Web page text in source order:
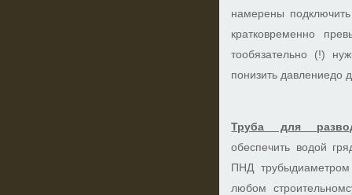
намерены
кратковременно
тообязательно (!)
понизить давлениедо
Труба для
обеспечить водой
ПНД
любом